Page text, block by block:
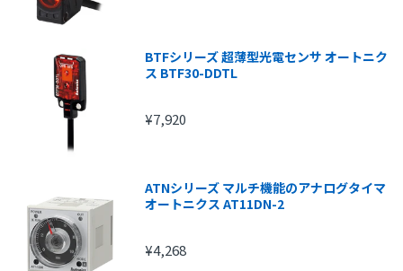
BTFシリーズ 超薄型光電センサ オートニク
ス BTF30-DDTL
¥7,920
ATNシリーズ マルチ機能のアナログタイマ
オートニクス AT11DN-2
¥4,268